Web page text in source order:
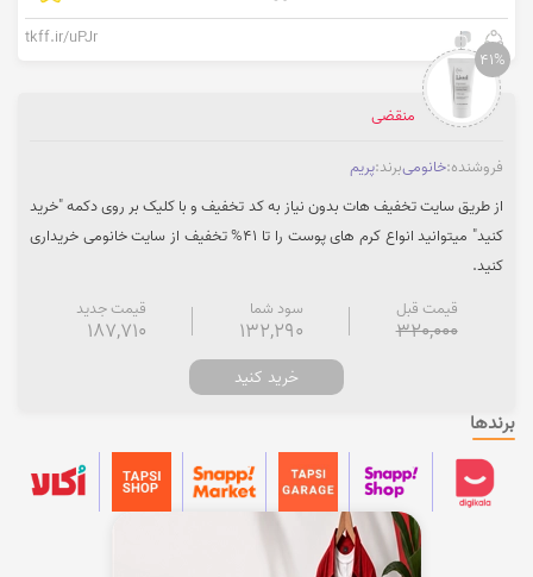
tkff.ir/uPJr
41%
منقضی
فروشنده:خانومیبرند:پریم
از طریق سایت تخفیف هات بدون نیاز به کد تخفیف و با کلیک بر روی دکمه "خرید
کنید" میتوانید انواع کرم های پوست را تا 41% تخفیف از سایت خانومی خریداری
کنید.
قیمت قبل
320,000
سود شما
132,290
قیمت جدید
187,710
خرید کنید
برندها